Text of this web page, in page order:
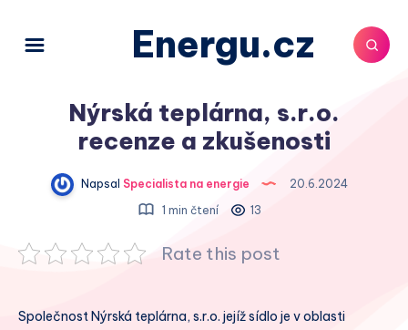
Energu.cz
Nýrská teplárna, s.r.o.
recenze a zkušenosti
Napsal Specialista na energie
20.6.2024
1 min čtení
13
Rate this post
Společnost Nýrská teplárna, s.r.o. jejíž sídlo je v oblasti